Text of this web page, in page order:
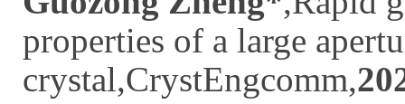
properties of a large
crystal,CrystEngcomm,